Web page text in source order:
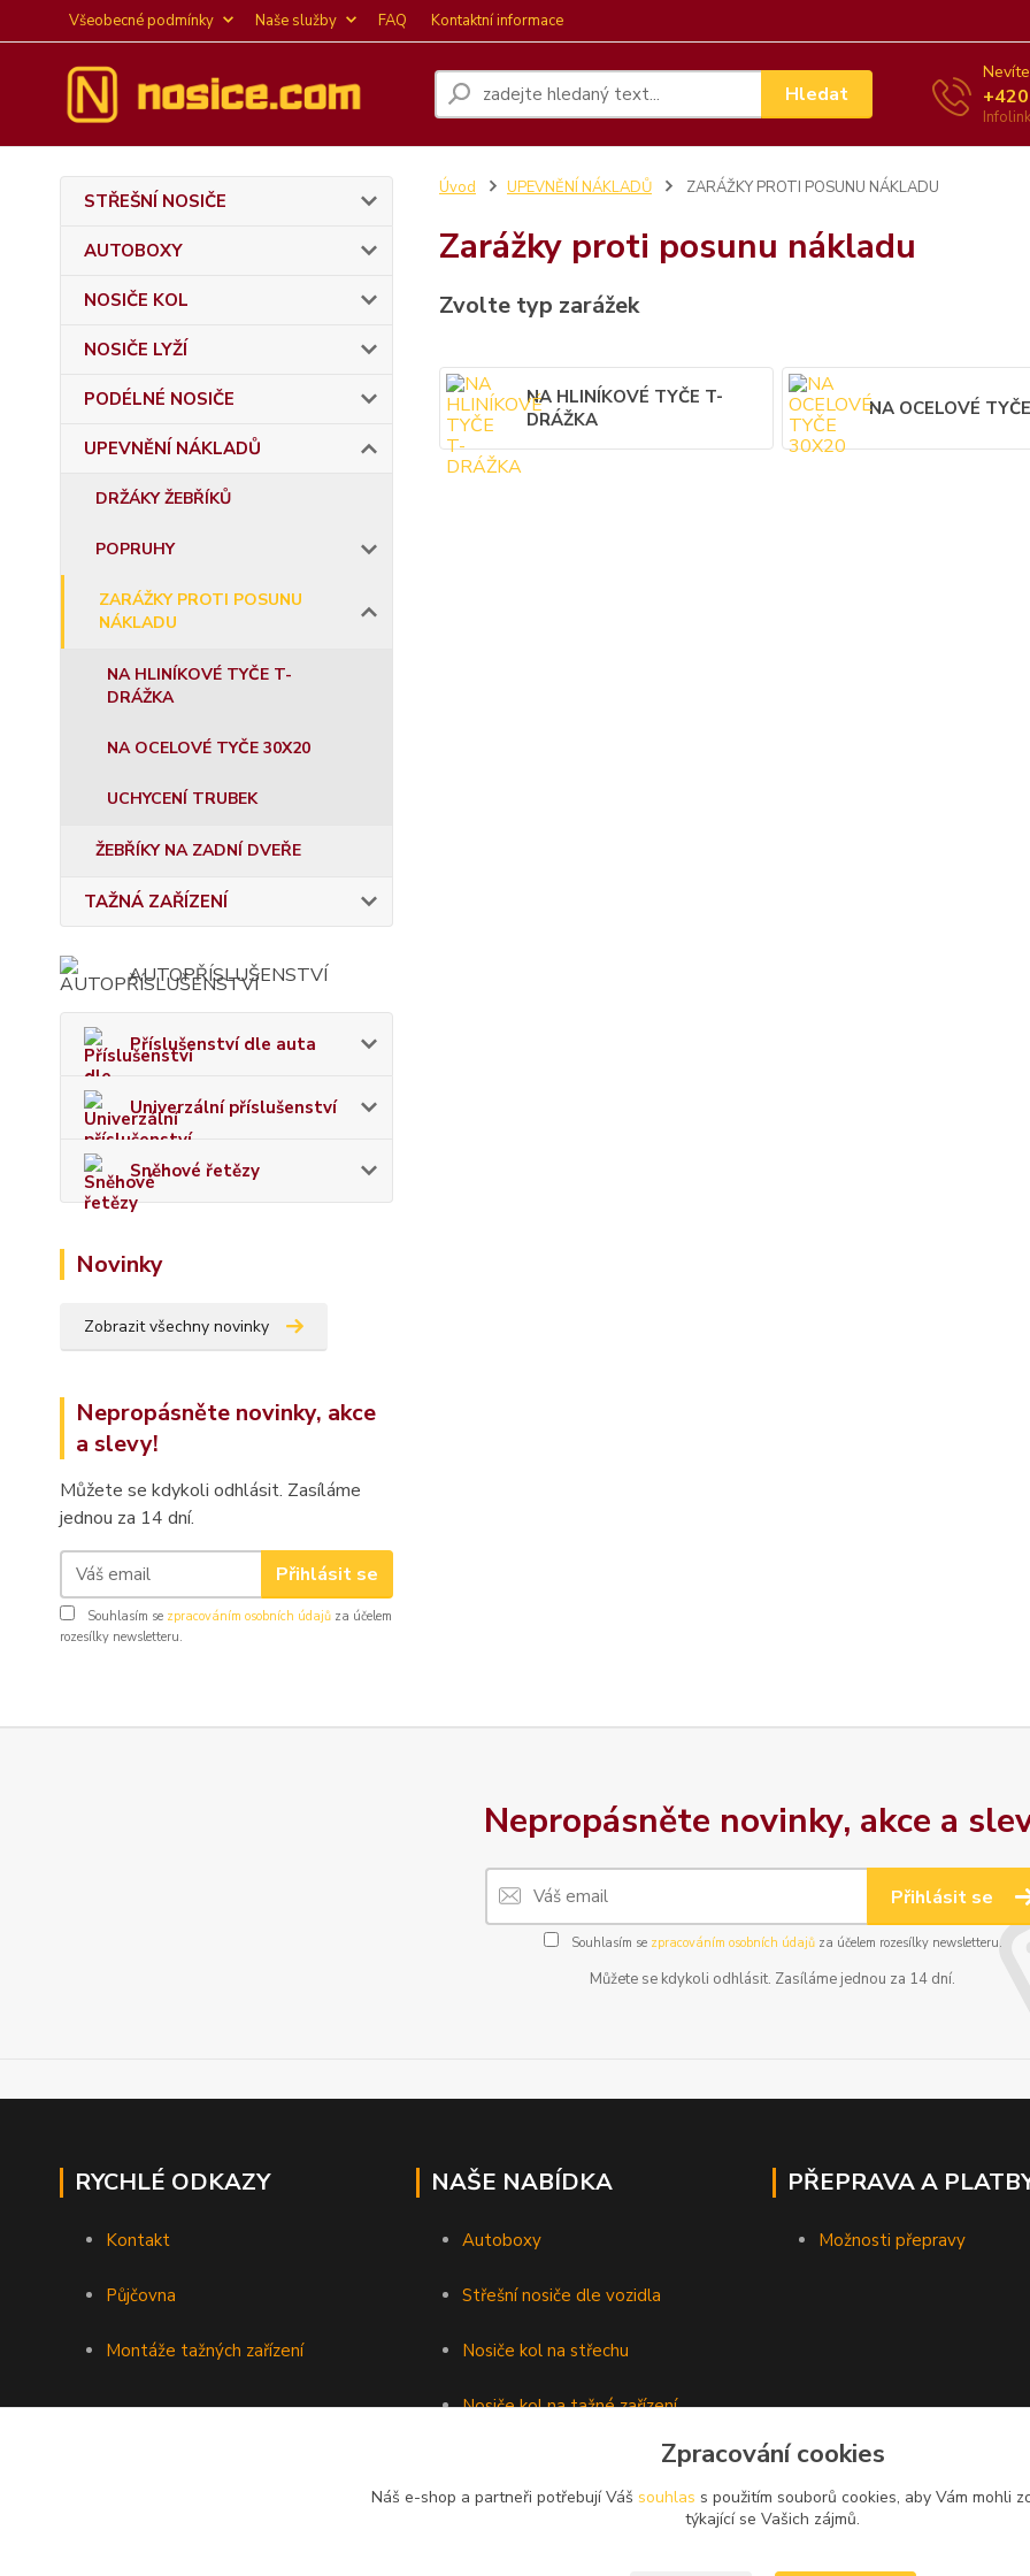
Všeobecné podmínky Naše služby FAQ Kontaktní informace
Hledat
STŘEŠNÍ NOSIČE
AUTOBOXY
NOSIČE KOL
NOSIČE LYŽÍ
PODÉLNÉ NOSIČE
UPEVNĚNÍ NÁKLADŮ
DRŽÁKY ŽEBŘÍKŮ
POPRUHY
ZARÁŽKY PROTI POSUNU
NÁKLADU
NA HLINÍKOVÉ TYČE T-
DRÁŽKA
NA OCELOVÉ TYČE 30X20
UCHYCENÍ TRUBEK
ŽEBŘÍKY NA ZADNÍ DVEŘE
TAŽNÁ ZAŘÍZENÍ
AUTOPŘÍSLUŠENSTVÍ
Příslušenství dle auta
Univerzální příslušenství
Sněhové řetězy
Novinky
Zobrazit všechny novinky
Nepropásněte novinky, akce
a slevy!
Můžete se kdykoli odhlásit. Zasíláme
jednou za 14 dní.
Přihlásit se
Souhlasím se zpracováním osobních údajů za účelem
rozesílky newsletteru.
Úvod UPEVNĚNÍ NÁKLADŮ ZARÁŽKY PROTI POSUNU NÁKLADU
Zarážky proti posunu nákladu
Zvolte typ zarážek
NA HLINÍKOVÉ TYČE T-
DRÁŽKA
NA OCELOVÉ
Nepropásněte novinky, akce a
Přihlásit se
Souhlasím se zpracováním osobních údajůza účelem rozesílky newsletteru.
Můžete se kdykoli odhlásit. Zasíláme jednou za 14 dní.
RYCHLÉ ODKAZY
Kontakt
Půjčovna
Montáže tažných zařízení
NAŠE NABÍDKA
Autoboxy
Střešní nosiče dle vozidla
Nosiče kol na střechu
Nosiče kol na tažné zařízení
PŘEPRAVA A
Možnosti přepravy
Zpracování cookies
Náš e-shop a partneři potřebují Váš souhlas s použitím souborů cookies, aby Vám mohli
týkající se Vašich zájmů.